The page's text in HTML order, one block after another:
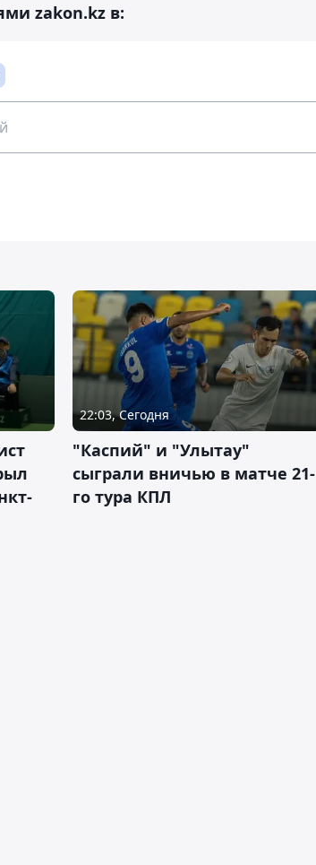
zakon.kz в:
22:03, Сегодня
"Каспий" и "Улытау"
сыграли вничью в матче 21-
го тура КПЛ